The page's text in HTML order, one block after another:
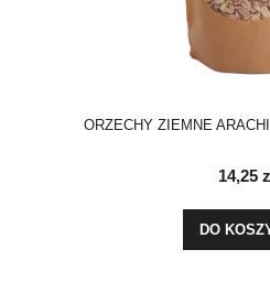
ORZECHY ZIEMNE
14,25
DO